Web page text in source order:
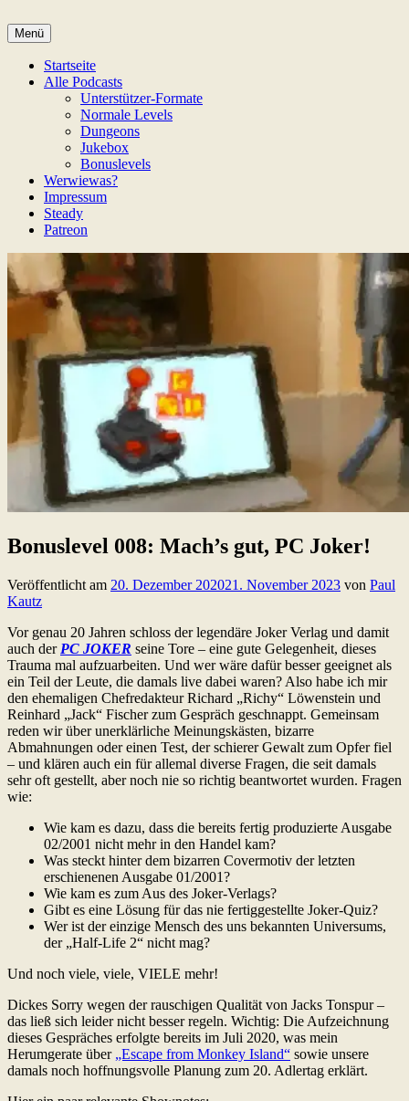
Inhalt
springen
Game Not Over
Menü
Startseite
Alle Podcasts
Unterstützer-Formate
Normale Levels
Dungeons
Jukebox
Bonuslevels
Werwiewas?
Impressum
Steady
Patreon
Bonuslevel 008: Mach’s gut, PC Joker!
Veröffentlicht am 20. Dezember 202021. November 2023 von Paul
Kautz
Vor genau 20 Jahren schloss der legendäre Joker Verlag und damit
auch der PC JOKER seine Tore – eine gute Gelegenheit, dieses
Trauma mal aufzuarbeiten. Und wer wäre dafür besser geeignet als
ein Teil der Leute, die damals live dabei waren? Also habe ich mir
den ehemaligen Chefredakteur Richard „Richy“ Löwenstein und
Reinhard „Jack“ Fischer zum Gespräch geschnappt. Gemeinsam
reden wir über unerklärliche Meinungskästen, bizarre
Abmahnungen oder einen Test, der schierer Gewalt zum Opfer fiel
– und klären auch ein für allemal diverse Fragen, die seit damals
sehr oft gestellt, aber noch nie so richtig beantwortet wurden. Fragen
wie:
Wie kam es dazu, dass die bereits fertig produzierte Ausgabe
02/2001 nicht mehr in den Handel kam?
Was steckt hinter dem bizarren Covermotiv der letzten
erschienenen Ausgabe 01/2001?
Wie kam es zum Aus des Joker-Verlags?
Gibt es eine Lösung für das nie fertiggestellte Joker-Quiz?
Wer ist der einzige Mensch des uns bekannten Universums,
der „Half-Life 2“ nicht mag?
Und noch viele, viele, VIELE mehr!
Dickes Sorry wegen der rauschigen Qualität von Jacks Tonspur –
das ließ sich leider nicht besser regeln. Wichtig: Die Aufzeichnung
dieses Gespräches erfolgte bereits im Juli 2020, was mein
Herumgerate über „Escape from Monkey Island“ sowie unsere
damals noch hoffnungsvolle Planung zum 20. Adlertag erklärt.